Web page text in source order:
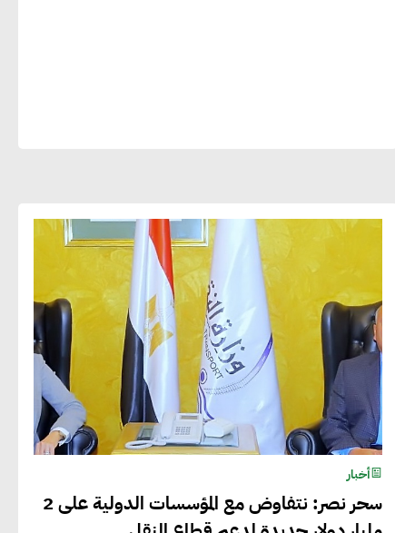
أخبار
سحر نصر: نتفاوض مع المؤسسات الدولية على 2